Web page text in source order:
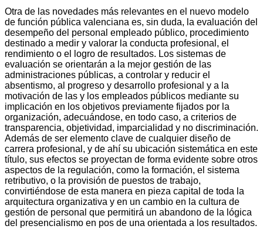
Otra de las novedades más relevantes en el nuevo modelo
de función pública valenciana es, sin duda, la evaluación del
desempeño del personal empleado público, procedimiento
destinado a medir y valorar la conducta profesional, el
rendimiento o el logro de resultados. Los sistemas de
evaluación se orientarán a la mejor gestión de las
administraciones públicas, a controlar y reducir el
absentismo, al progreso y desarrollo profesional y a la
motivación de las y los empleados públicos mediante su
implicación en los objetivos previamente fijados por la
organización, adecuándose, en todo caso, a criterios de
transparencia, objetividad, imparcialidad y no discriminación.
Además de ser elemento clave de cualquier diseño de
carrera profesional, y de ahí su ubicación sistemática en este
título, sus efectos se proyectan de forma evidente sobre otros
aspectos de la regulación, como la formación, el sistema
retributivo, o la provisión de puestos de trabajo,
convirtiéndose de esta manera en pieza capital de toda la
arquitectura organizativa y en un cambio en la cultura de
gestión de personal que permitirá un abandono de la lógica
del presencialismo en pos de una orientada a los resultados.